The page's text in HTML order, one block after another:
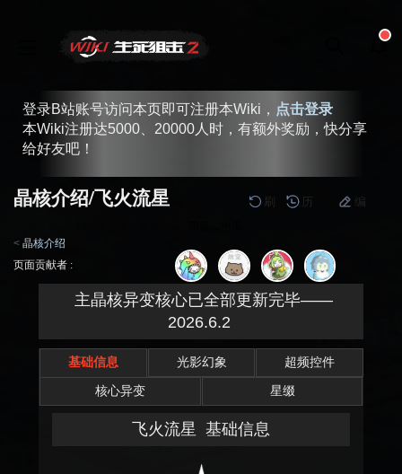
登录B站账号访问本页即可注册本Wiki， 点击登录
本Wiki注册达5000、20000人时，有额外奖励，快分享
给好友吧！
晶核介绍/飞火流星 刷 历 编
< 晶核介绍
跳
跳
页面贡献者 :
主晶核异变核心已全部更新完毕——
2026.6.2
基础信息 光影幻象 超频控件
核心异变 星缀
飞火流星 基础信息